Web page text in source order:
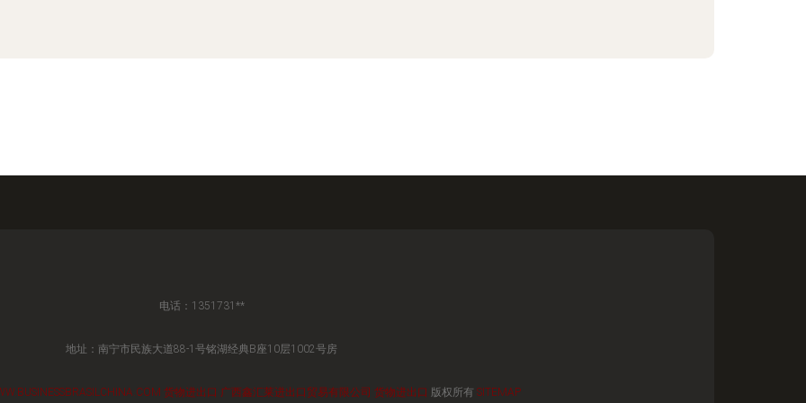
电话：1351731**
地址：南宁市民族大道88-1号铭湖经典B座10层1002号房
货物进出口 广西鑫汇莱进出口贸易有限公司 货物进出口 版权所有 SITEMAP